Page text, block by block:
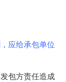
应给承包单位
包方责任造成